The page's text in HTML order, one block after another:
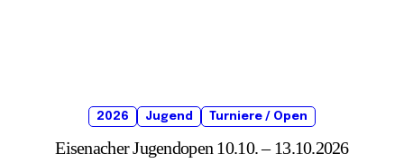
2026 Jugend Turniere / Open
Eisenacher Jugendopen 10.10. – 13.10.2026